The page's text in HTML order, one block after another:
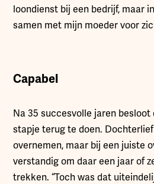
loondienst bij een bedrijf, maar
samen met mijn moeder voor
Capabel
Na 35 succesvolle jaren besloot
stapje terug te doen.
overnemen, maar bij een juiste
verstandig om daar een jaar of
trekken. “Toch was dat